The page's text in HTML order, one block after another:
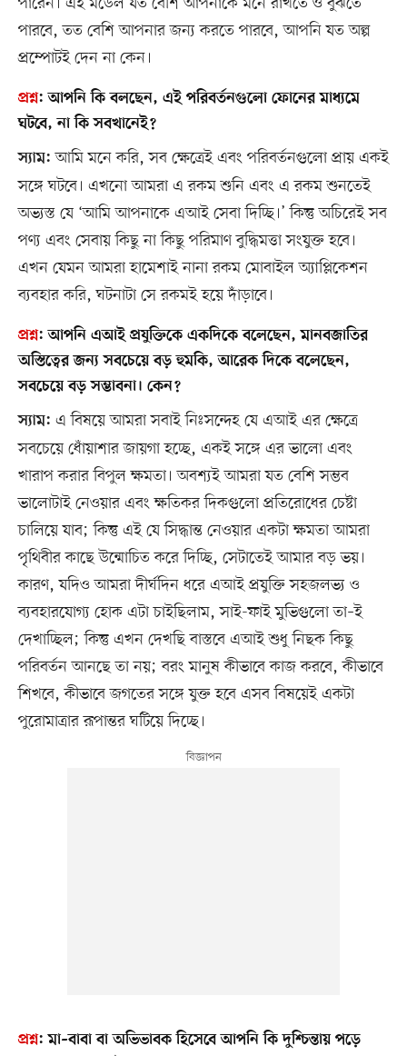
পারবে, তত বেশি আপনার জন্য করতে পারবে, আপনি যত অল্প
প্রম্পোটই দেন না কেন।
প্রশ্ন:আপনি কি বলছেন, এই পরিবর্তনগুলো ফোনের মাধ্যমে
ঘটবে, না কি সবখানেই?
স্যাম: আমি মনে করি, সব ক্ষেত্রেই এবং পরিবর্তনগুলো প্রায় একই
সঙ্গে ঘটবে। এখনো আমরা এ রকম শুনি এবং এ রকম শুনতেই
অভ্যস্ত যে ‘আমি আপনাকে এআই সেবা দিচ্ছি।’ কিন্তু অচিরেই সব
পণ্য এবং সেবায় কিছু না কিছু পরিমাণ বুদ্ধিমত্তা সংযুক্ত হবে।
এখন যেমন আমরা হামেশাই নানা রকম মোবাইল অ্যাপ্লিকেশন
ব্যবহার করি, ঘটনাটা সে রকমই হয়ে দাঁড়াবে।
প্রশ্ন:আপনি এআই প্রযুক্তিকে একদিকে বলেছেন, মানবজাতির
অস্তিত্বের জন্য সবচেয়ে বড় হুমকি, আরেক দিকে বলেছেন,
সবচেয়ে বড় সম্ভাবনা। কেন?
স্যাম: এ বিষয়ে আমরা সবাই নিঃসন্দেহ যে এআই এর ক্ষেত্রে
সবচেয়ে ধোঁয়াশার জায়গা হচ্ছে, একই সঙ্গে এর ভালো এবং
খারাপ করার বিপুল ক্ষমতা। অবশ্যই আমরা যত বেশি সম্ভব
ভালোটাই নেওয়ার এবং ক্ষতিকর দিকগুলো প্রতিরোধের চেষ্টা
চালিয়ে যাব; কিন্তু এই যে সিদ্ধান্ত নেওয়ার একটা ক্ষমতা আমরা
পৃথিবীর কাছে উন্মোচিত করে দিচ্ছি, সেটাতেই আমার বড় ভয়।
কারণ, যদিও আমরা দীর্ঘদিন ধরে এআই প্রযুক্তি সহজলভ্য ও
ব্যবহারযোগ্য হোক এটা চাইছিলাম, সাই-ফাই মুভিগুলো তা–ই
দেখাচ্ছিল; কিন্তু এখন দেখছি বাস্তবে এআই শুধু নিছক কিছু
পরিবর্তন আনছে তা নয়; বরং মানুষ কীভাবে কাজ করবে, কীভাবে
শিখবে, কীভাবে জগতের সঙ্গে যুক্ত হবে এসব বিষয়েই একটা
পুরোমাত্রার রূপান্তর ঘটিয়ে দিচ্ছে।
প্রশ্ন:মা–বাবা বা অভিভাবক হিসেবে আপনি কি দুশ্চিন্তায় পড়ে